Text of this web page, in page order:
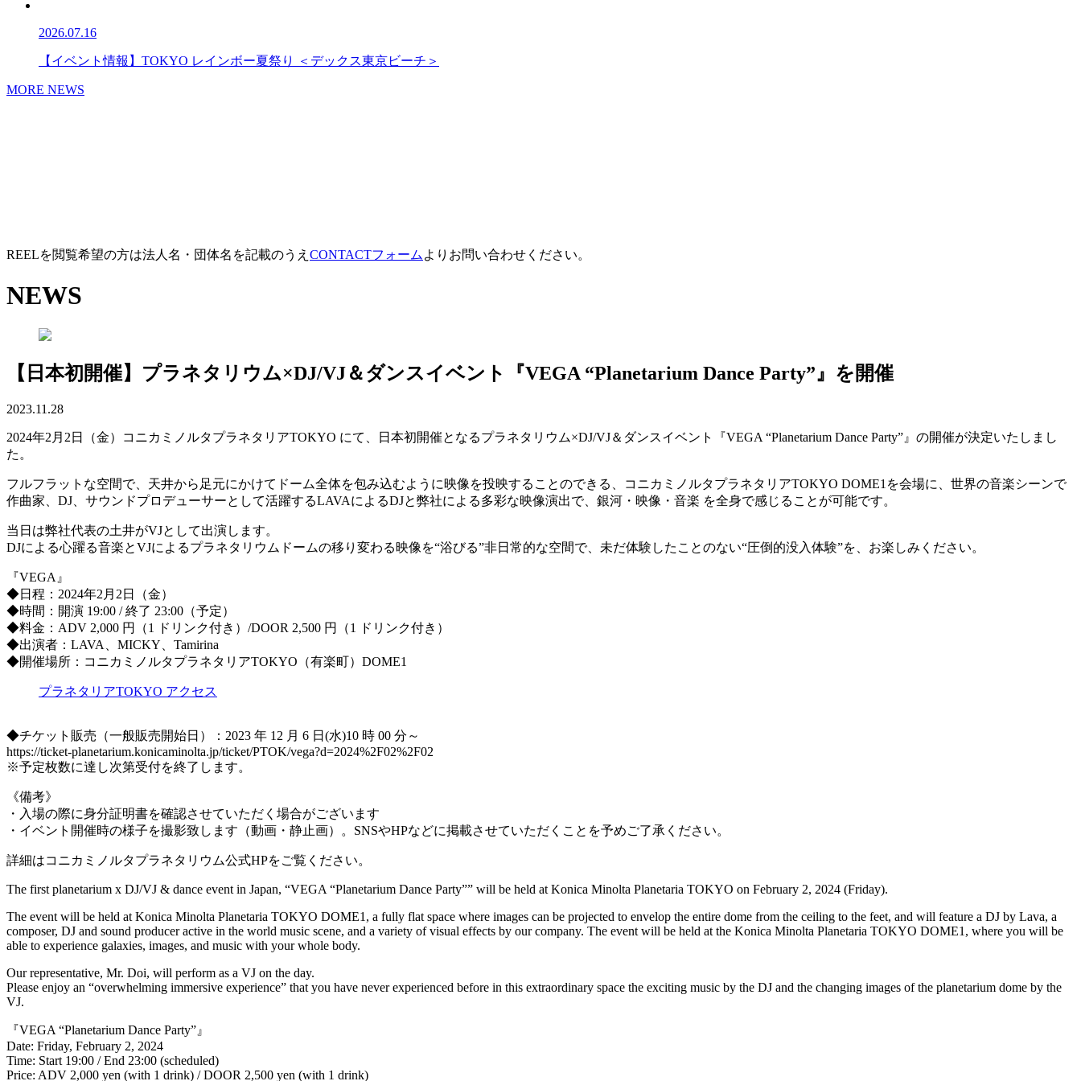
2026.07.16
【イベント情報】TOKYO レインボー夏祭り ＜デックス東京ビーチ＞
MORE NEWS
REELを閲覧希望の方は法人名・団体名を記載のうえ CONTACTフォーム よりお問い合わせください。
NEWS
【日本初開催】プラネタリウム×DJ/VJ＆ダンスイベント『VEGA “Planetarium Dance Party”』を開催
2023.11.28
2024年2月2日（金）コニカミノルタプラネタリアTOKYO にて、日本初開催となるプラネタリウム×DJ/VJ＆ダンスイベント『VEGA “Planetarium Dance Party”』の開催が決定いたしまし
た。
フルフラットな空間で、天井から足元にかけてドーム全体を包み込むように映像を投映することのできる、コニカミノルタプラネタリアTOKYO DOME1を会場に、世界の音楽シーンで
作曲家、DJ、サウンドプロデューサーとして活躍するLAVAによるDJと弊社による多彩な映像演出で、銀河・映像・音楽 を全身で感じることが可能です。
当日は弊社代表の土井がVJとして出演します。
DJによる心躍る音楽とVJによるプラネタリウムドームの移り変わる映像を“浴びる”非日常的な空間で、未だ体験したことのない“圧倒的没入体験”を、お楽しみください。
『VEGA』
◆日程：2024年2月2日（金）
◆時間：開演 19:00 / 終了 23:00（予定）
◆料金：ADV 2,000 円（1 ドリンク付き）/DOOR 2,500 円（1 ドリンク付き）
◆出演者：LAVA、MICKY、Tamirina
◆開催場所：コニカミノルタプラネタリアTOKYO（有楽町）DOME1
プラネタリアTOKYO アクセス
◆チケット販売（一般販売開始日）：2023 年 12 月 6 日(水)10 時 00 分～
https://ticket-planetarium.konicaminolta.jp/ticket/PTOK/vega?d=2024%2F02%2F02
※予定枚数に達し次第受付を終了します。
《備考》
・入場の際に身分証明書を確認させていただく場合がございます
・イベント開催時の様子を撮影致します（動画・静止画）。SNSやHPなどに掲載させていただくことを予めご了承ください。
詳細はコニカミノルタプラネタリウム公式HPをご覧ください。
The first planetarium x DJ/VJ & dance event in Japan, “VEGA “Planetarium Dance Party”” will be held at Konica Minolta Planetaria TOKYO on February 2, 2024 (Friday).
The event will be held at Konica Minolta Planetaria TOKYO DOME1, a fully flat space where images can be projected to envelop the entire dome from the ceiling to the feet, and will feature a DJ by Lava, a
composer, DJ and sound producer active in the world music scene, and a variety of visual effects by our company. The event will be held at the Konica Minolta Planetaria TOKYO DOME1, where you will be
able to experience galaxies, images, and music with your whole body.
Our representative, Mr. Doi, will perform as a VJ on the day.
Please enjoy an “overwhelming immersive experience” that you have never experienced before in this extraordinary space the exciting music by the DJ and the changing images of the planetarium dome by the
VJ.
『VEGA “Planetarium Dance Party”』
Date: Friday, February 2, 2024
Time: Start 19:00 / End 23:00 (scheduled)
Price: ADV 2,000 yen (with 1 drink) / DOOR 2,500 yen (with 1 drink)